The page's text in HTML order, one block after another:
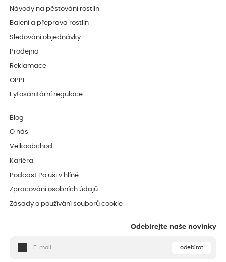
Návody na pěstování rostlin
Balení a přeprava rostlin
Sledování objednávky
Prodejna
Reklamace
OPPI
Fytosanitární regulace
Blog
O nás
Velkoobchod
Kariéra
Podcast Po uši v hlíně
Zpracování osobních údajů
Zásady o používání souborů cookie
Odebírejte naše novinky
odebírat